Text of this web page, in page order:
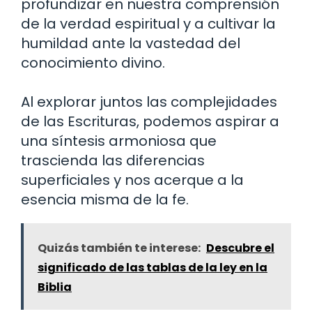
profundizar en nuestra comprensión
de la verdad espiritual y a cultivar la
humildad ante la vastedad del
conocimiento divino.
Al explorar juntos las complejidades
de las Escrituras, podemos aspirar a
una síntesis armoniosa que
trascienda las diferencias
superficiales y nos acerque a la
esencia misma de la fe.
Quizás también te interese: Descubre el
significado de las tablas de la ley en la
Biblia